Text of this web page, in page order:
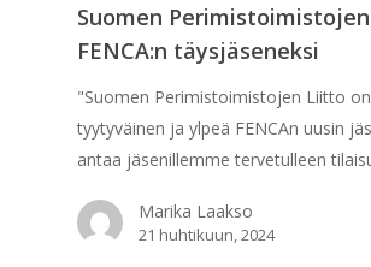
Suomen
FENCA:n täysjäseneksi
"Suomen Perimistoimistojen Liitto on
tyytyväinen ja ylpeä FENCAn uusin
antaa jäsenillemme tervetulleen
Marika Laakso
21 huhtikuun, 2024